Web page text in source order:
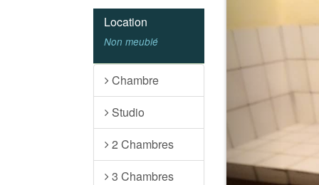
Location
Non meublé
Chambre
Studio
2 Chambres
3 Chambres